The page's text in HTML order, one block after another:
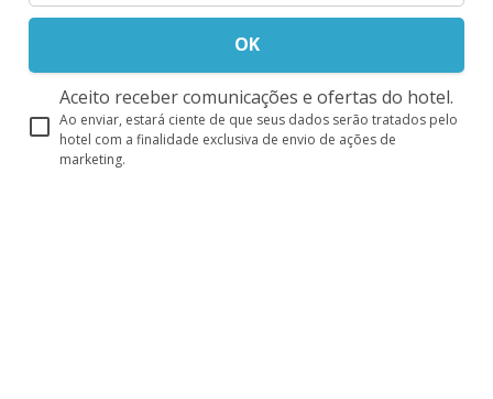
OK
Aceito receber comunicações e ofertas do hotel.
Ao enviar, estará ciente de que seus dados serão tratados pelo
hotel com a finalidade exclusiva de envio de ações de
marketing.